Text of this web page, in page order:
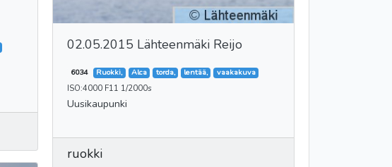
02.05.2015 Lähteenmäki Reijo
6034 Ruokki, Alca torda, lentää, vaakakuva
ISO:4000 F11 1/2000s
Uusikaupunki
ruokki